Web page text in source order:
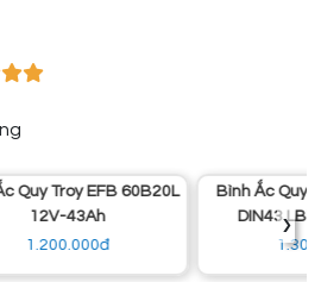
Bình Ắc Quy Đồng Nai CMF
DIN43 LBN 12V-43Ah
›